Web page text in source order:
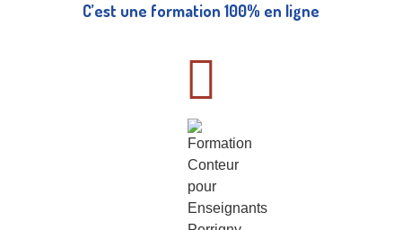
C’est une formation 100% en ligne